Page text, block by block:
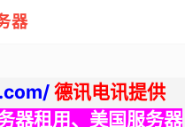
器
德讯电讯提供
器租用、 美国服务器